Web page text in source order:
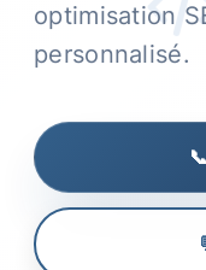
optimisation
personnalisé.